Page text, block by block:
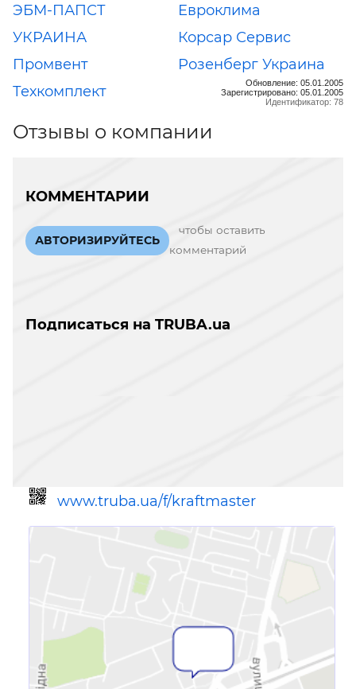
ЭБМ-ПАПСТ
УКРАИНА
Евроклима
Корсар Сервис
Промвент
Розенберг Украина
Техкомплект
Обновление: 05.01.2005
Зарегистрировано: 05.01.2005
Идентификатор: 78
Отзывы о компании
КОММЕНТАРИИ
АВТОРИЗИРУЙТЕСЬ
чтобы оставить
комментарий
Подписаться на TRUBA.ua
www.truba.ua/f/kraftmaster
Ссылка для мобильных устройств